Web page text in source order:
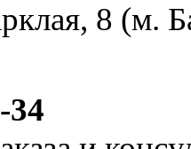
8 (м.
34